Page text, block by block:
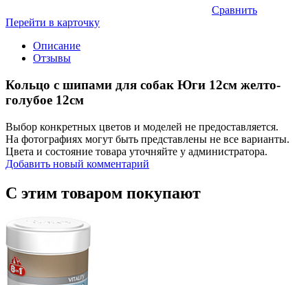
Сравнить
Перейти в карточку
Описание
Отзывы
Кольцо с шипами для собак Юги 12см желто-
голубое 12см
Выбор конкретных цветов и моделей не предоставляется.
На фотографиях могут быть представлены не все варианты.
Цвета и состояние товара уточняйте у администратора.
Добавить новый комментарий
С этим товаром покупают